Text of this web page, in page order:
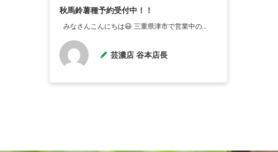
秋馬鈴薯種予約受付中！！
みなさんこんにちは😃 三重県津市で営業中の...
芸濃店 谷本店長